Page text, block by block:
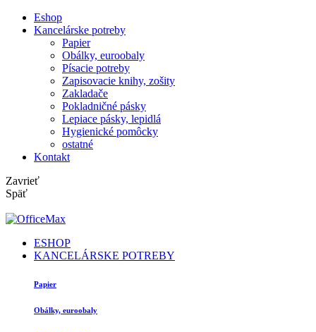
Eshop
Kancelárske potreby
Papier
Obálky, euroobaly
Písacie potreby
Zapisovacie knihy, zošity
Zakladače
Pokladničné pásky
Lepiace pásky, lepidlá
Hygienické pomôcky
ostatné
Kontakt
Zavrieť
Späť
ESHOP
KANCELÁRSKE POTREBY
Papier
Obálky, euroobaly